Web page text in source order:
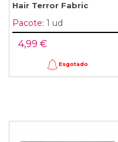
Hair Terror Fabric
Pacote: 1 ud
4,99 €
Esgotado